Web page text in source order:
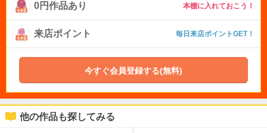
0円作品あり 本棚に入れておこう！
来店ポイント 毎日来店ポイントGET！
今すぐ会員登録する(無料)
他の作品も探してみる